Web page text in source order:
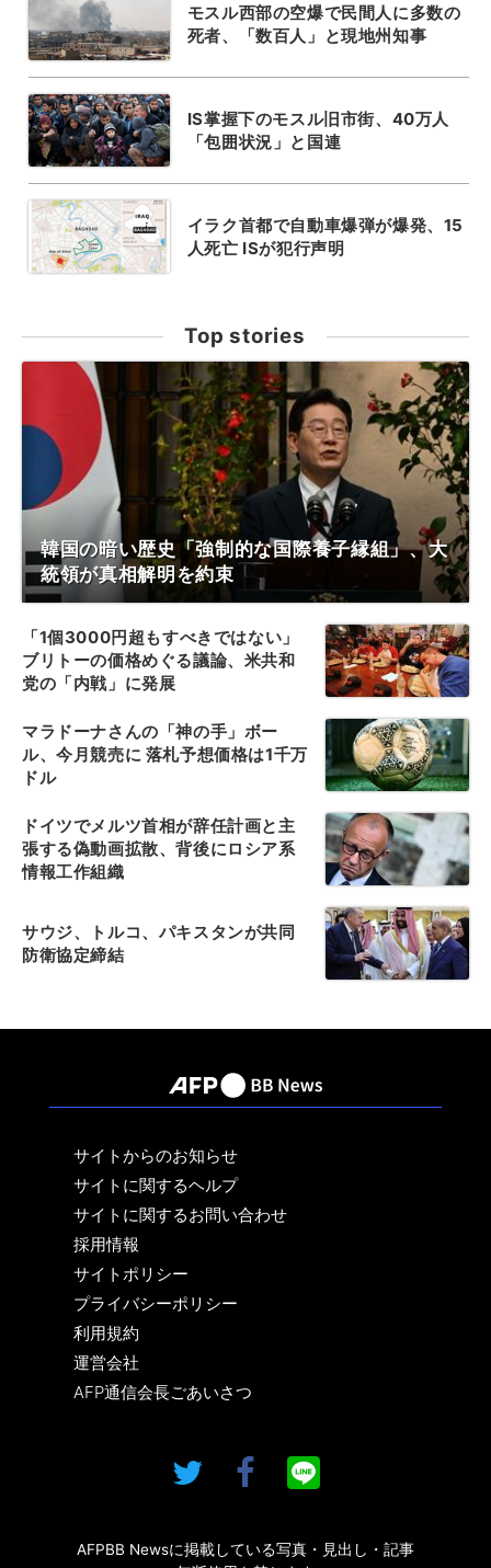
モスル西部の空爆で民間人に多数の
死者、「数百人」と現地州知事
IS掌握下のモスル旧市街、40万人
「包囲状況」と国連
イラク首都で自動車爆弾が爆発、15
人死亡 ISが犯行声明
Top stories
韓国の暗い歴史「強制的な国際養子縁組」、大
統領が真相解明を約束
「1個3000円超もすべきではない」
ブリトーの価格めぐる議論、米共和
党の「内戦」に発展
マラドーナさんの「神の手」ボー
ル、今月競売に 落札予想価格は1千万
ドル
ドイツでメルツ首相が辞任計画と主
張する偽動画拡散、背後にロシア系
情報工作組織
サウジ、トルコ、パキスタンが共同
防衛協定締結
サイトからのお知らせ
サイトに関するヘルプ
サイトに関するお問い合わせ
採用情報
サイトポリシー
プライバシーポリシー
利用規約
運営会社
AFP通信会長ごあいさつ
AFPBB Newsに掲載している写真・見出し・記事